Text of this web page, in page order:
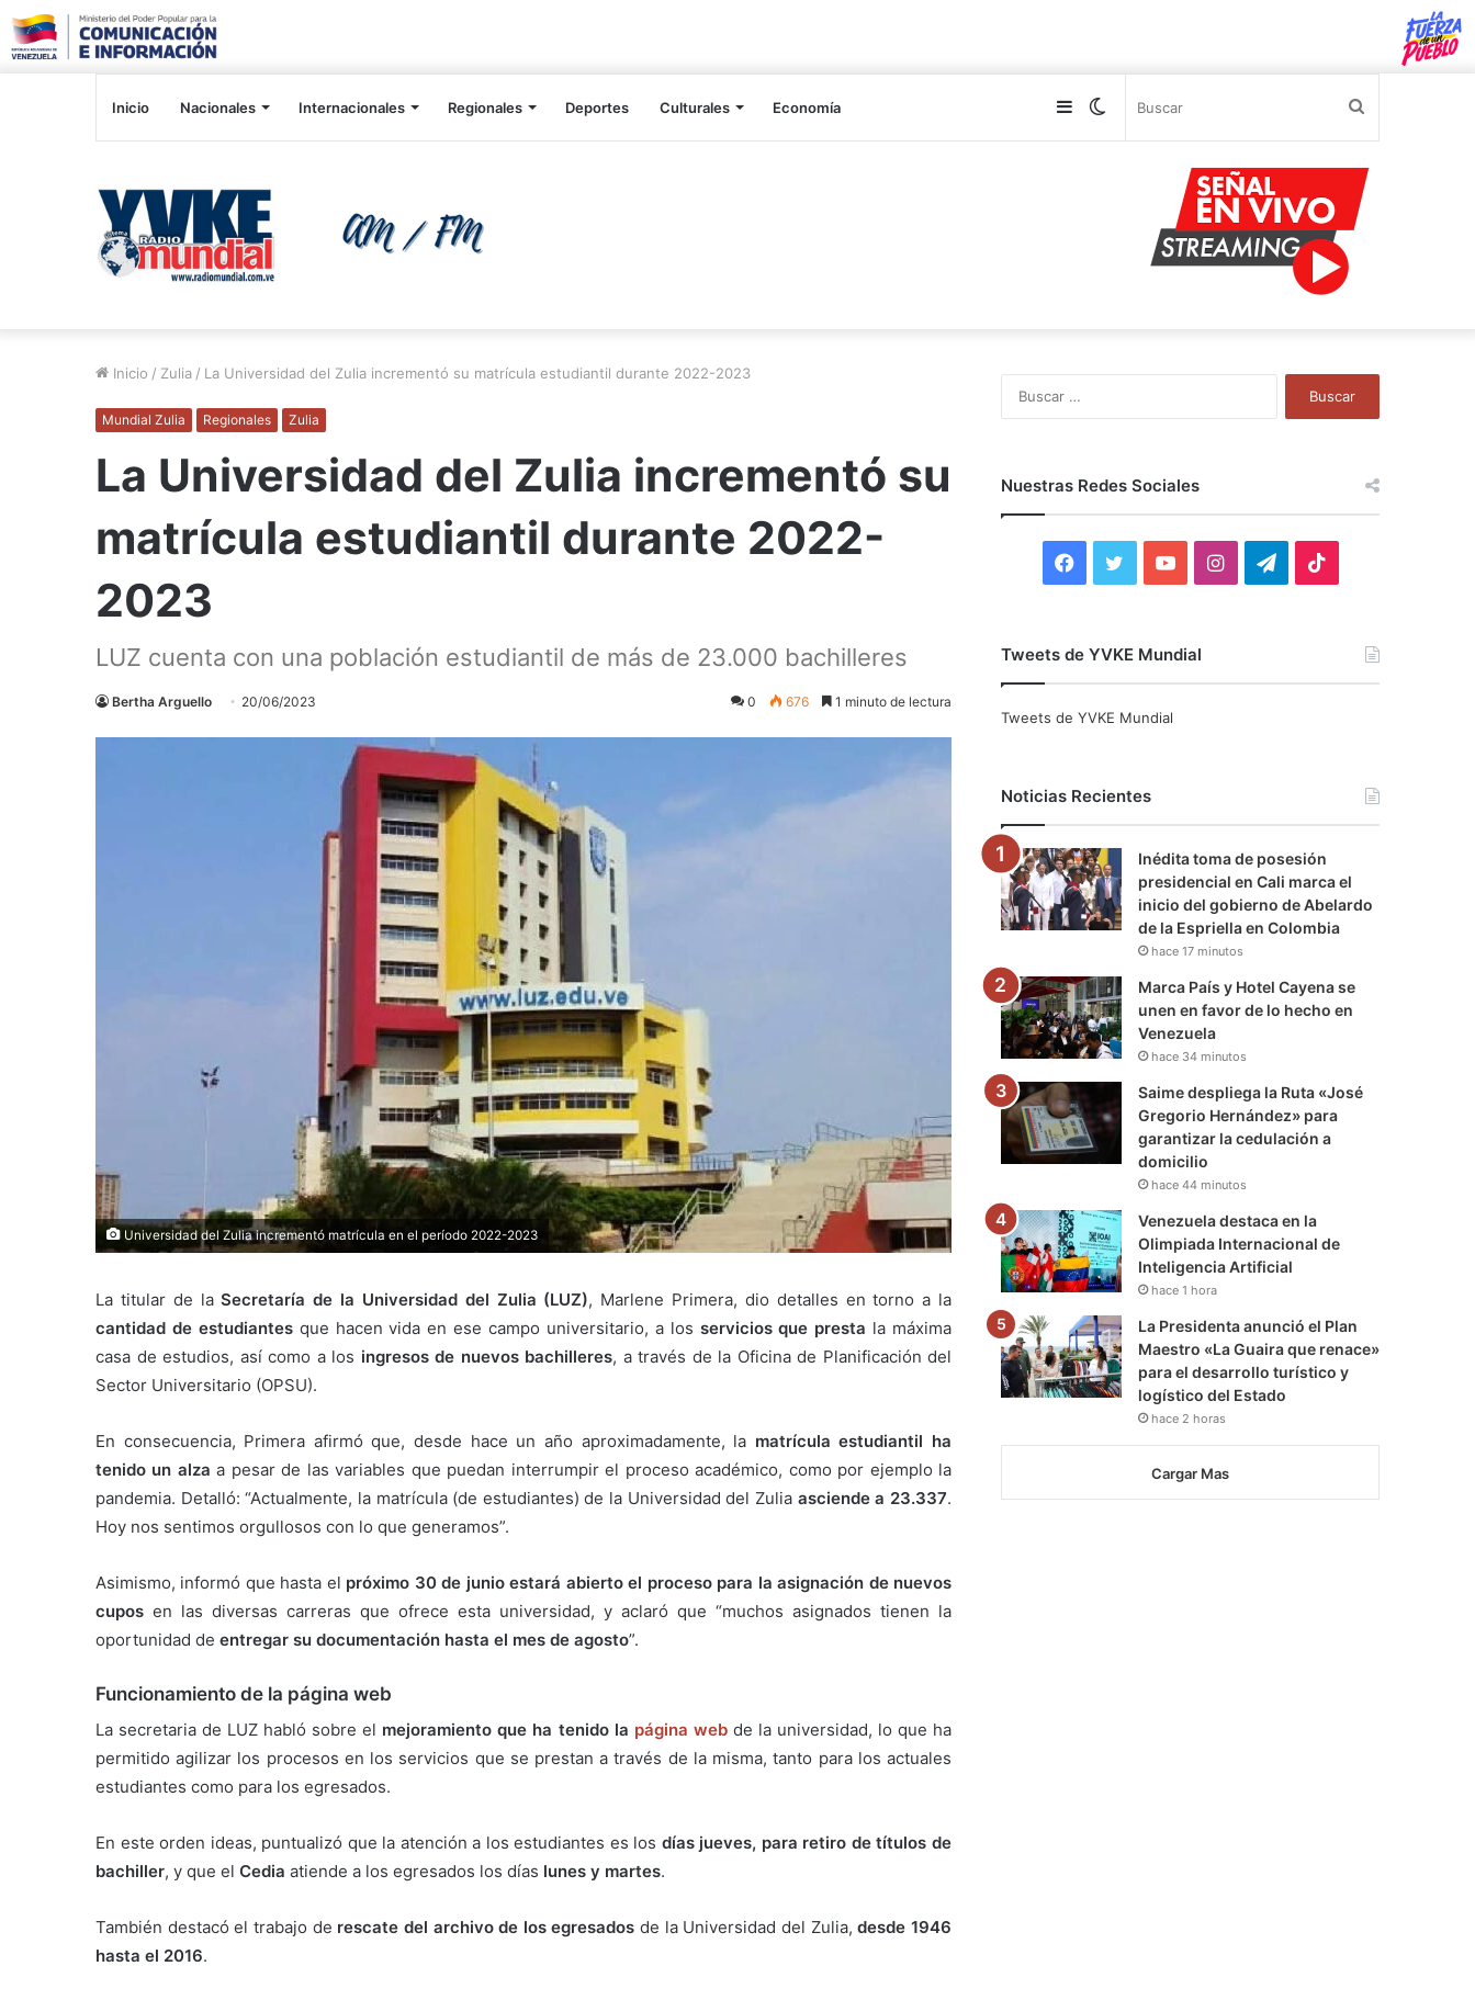
Inicio Nacionales Internacionales Regionales Deportes Culturales Economía Switch
Sidebar
Inicio / Zulia / La Universidad del Zulia incrementó su matrícula estudiantil durante 2022-2023
Mundial Zulia Regionales Zulia
La Universidad del Zulia incrementó su
matrícula estudiantil durante 2022-
2023
LUZ cuenta con una población estudiantil de más de 23.000 bachilleres
Bertha Arguello 20/06/2023 0 676 1 minuto de lectura
Universidad del Zulia incrementó matrícula en el período 2022-2023
La titular de laSecretaría de la Universidad del Zulia (LUZ), Marlene Primera, dio detalles en torno a la
cantidad de estudiantesque hacen vida en ese campo universitario, a los servicios que presta la máxima
casa de estudios, así como a los ingresos de nuevos bachilleres, a través de la Oficina de Planificación del
Sector Universitario (OPSU).
En consecuencia, Primera afirmó que, desde hace un año aproximadamente, la matrícula estudiantil ha
tenido un alza a pesar de las variables que puedan interrumpir el proceso académico, como por ejemplo la
pandemia. Detalló: “Actualmente, la matrícula (de estudiantes) de la Universidad del Zulia asciende a 23.337.
Hoy nos sentimos orgullosos con lo que generamos”.
Asimismo, informó que hasta el próximo 30 de junio estará abierto el proceso para la asignación de nuevos
cupos en las diversas carreras que ofrece esta universidad, y aclaró que “muchos asignados tienen la
oportunidad de entregar su documentación hasta el mes de agosto”.
Funcionamiento de la página web
La secretaria de LUZ habló sobre el mejoramiento que ha tenido la página webde la universidad, lo que ha
permitido agilizar los procesos en los servicios que se prestan a través de la misma, tanto para los actuales
estudiantes como para los egresados.
En este orden ideas, puntualizó que la atención a los estudiantes es los días jueves, para retiro de títulos de
bachiller, y que el Cedia atiende a los egresados los días lunes y martes.
También destacó el trabajo de rescate del archivo de los egresados de la Universidad del Zulia,desde 1946
hasta el 2016.
Nuestras Redes Sociales
F
c
o
k
i
r
Y
u
e
I
r
a
m
T
a
m
Tweets de YVKE Mundial
Tweets de YVKE Mundial
Noticias Recientes
Inédita toma de posesión
presidencial en Cali marca el
inicio del gobierno de Abelardo
de la Espriella en Colombia
hace 17 minutos
Marca País y Hotel Cayena se
unen en favor de lo hecho en
Venezuela
hace 34 minutos
Saime despliega la Ruta «José
Gregorio Hernández» para
garantizar la cedulación a
domicilio
hace 44 minutos
Venezuela destaca en la
Olimpiada Internacional de
Inteligencia Artificial
hace 1 hora
La Presidenta anunció el Plan
Maestro «La Guaira que renace»
para el desarrollo turístico y
logístico del Estado
hace 2 horas
Cargar Mas